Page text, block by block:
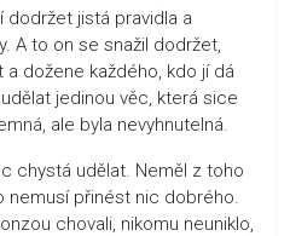
dodržet jistá pravidla a
A to on se snažil dodržet,
dožene každého, kdo jí dá
jedinou věc, která sice
ale byla nevyhnutelná.
chystá udělat. Neměl z toho
nemusí přinést nic dobrého.
chovali, nikomu neuniklo,